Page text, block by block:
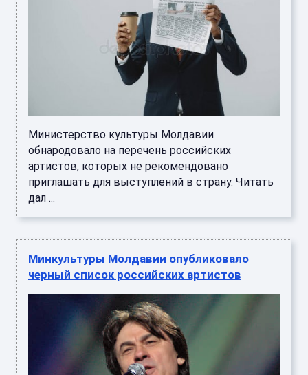
Министерство культуры Молдавии
обнародовало на перечень российских
артистов, которых не рекомендовано
приглашать для выступлений в страну. Читать
дал ...
Минкультуры Молдавии опубликовало
черный список российских артистов